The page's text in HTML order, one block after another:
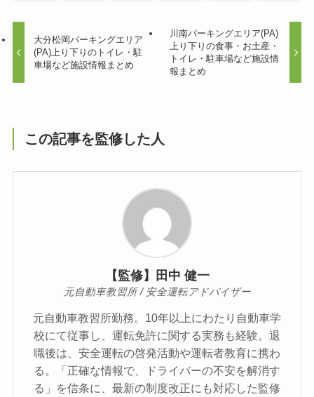
大分松岡パーキングエリア
(PA)上り下りのトイレ・駐
車場など施設情報まとめ
川南パーキングエリア(PA)
上り下りの食事・お土産・
トイレ・駐車場など施設情
報まとめ
この記事を監修した人
【監修】田中 健一
元自動車教習所 / 安全運転アドバイザー
元自動車教習所勤務。10年以上にわたり自動車学
校にて従事し、運転免許に関する実務も経験。退
職後は、安全運転の啓発活動や運転者教育に携わ
る。「正確な情報で、ドライバーの不安を解消す
る」を信条に、最新の制度改正にも対応した監修